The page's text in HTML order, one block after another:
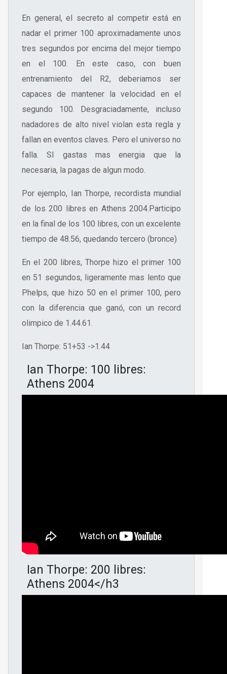
En general, el secreto al competir está en
nadar el primer 100 aproximadamente unos
tres segundos por encima del mejor tiempo
en el 100. En este caso, con buen
entrenamiento del R2, deberiamos ser
capaces de mantener la velocidad en el
segundo 100. Desgraciadamente, incluso
nadadores de alto nivel violan esta regla y
fallan en eventos claves. Pero el universo no
falla. SI gastas mas energia que la
necesaria, la pagas de algun modo.
Por ejemplo, Ian Thorpe, recordista mundial
de los 200 libres en Athens 2004.Participo
en la final de los 100 libres, con un excelente
tiempo de 48.56, quedando tercero (bronce)
En el 200 libres, Thorpe hizo el primer 100
en 51 segundos, ligeramente mas lento que
Phelps, que hizo 50 en el primer 100, pero
con la diferencia que ganó, con un record
olimpico de 1.44.61.
Ian Thorpe: 51+53 ->1.44
Ian Thorpe: 100 libres:
Athens 2004
Ian Thorpe: 200 libres:
Athens 2004</h3